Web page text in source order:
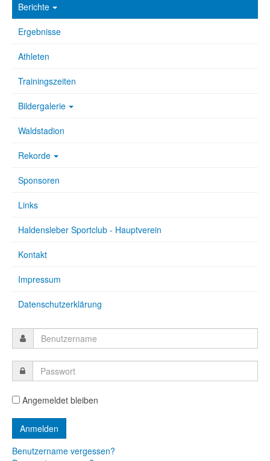
Berichte
Ergebnisse
Athleten
Trainingszeiten
Bildergalerie
Waldstadion
Rekorde
Sponsoren
Links
Haldensleber Sportclub - Hauptverein
Kontakt
Impressum
Datenschutzerklärung
Angemeldet bleiben
Benutzername vergessen?